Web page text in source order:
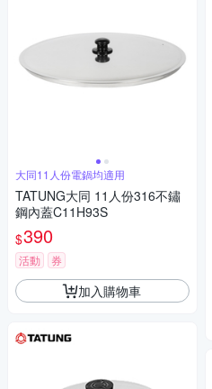
大同11人份電鍋均適用
TATUNG大同 11人份316不鏽
鋼內蓋C11H93S
$390
活動 券
加入購物車